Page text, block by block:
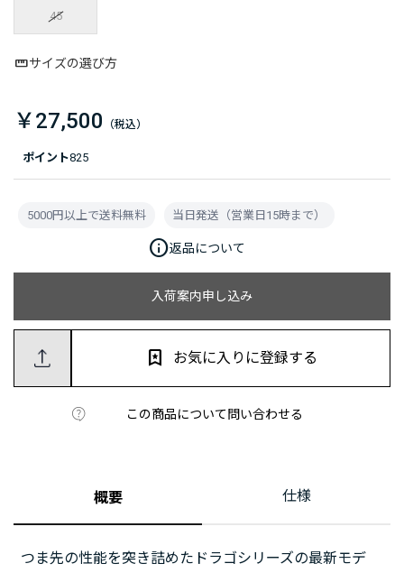
ポイント825
45
サイズの選び方
￥27,500
入荷案内申し込み
この商品について問い合わせる
お気に入りに登録する
5000円以上で送料無料 当日発送（営業日15時まで）
info返品について
概要 仕様
つま先の性能を突き詰めたドラゴシリーズの最新モデ